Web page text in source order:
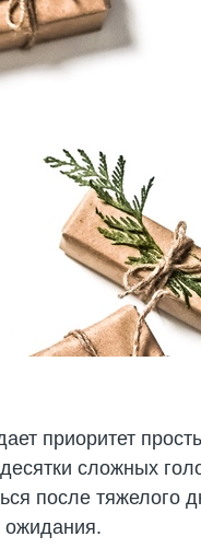
приоритет
сложных
после тяжелого
ожидания.